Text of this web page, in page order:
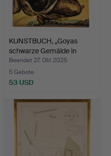
KUNSTBUCH, „Goyas
schwarze Gemälde in
Quin…
Beendet 27. Okt 2025
5 Gebote
53 USD